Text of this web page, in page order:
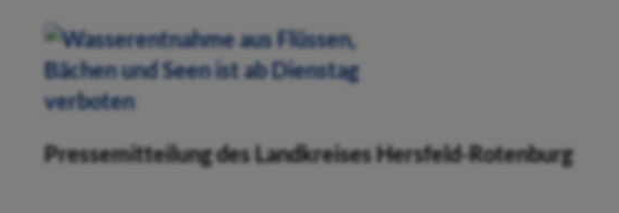
Pressemitteilung des Landkreises Hersfeld-Rotenburg